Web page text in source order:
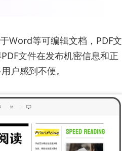
Word等可编辑文档，PDF文
文件在发布机密信息和正
户感到不便。